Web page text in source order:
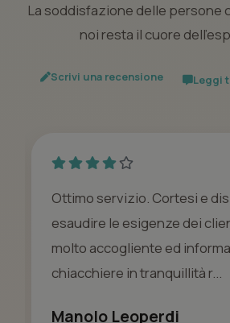
La soddisfazione delle persone
noi resta il cuore
Scrivi una recensione Leggi
Ottimo servizio. Cortesi e
esaudire le esigenze dei
molto accogliente ed
chiacchiere in tranquillità r...
Manolo Leoperdi